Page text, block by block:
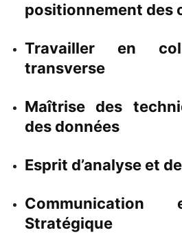
positionnement des
Travailler en
transverse
Maîtrise des
des données
Esprit d’analyse et
Communication
Stratégique